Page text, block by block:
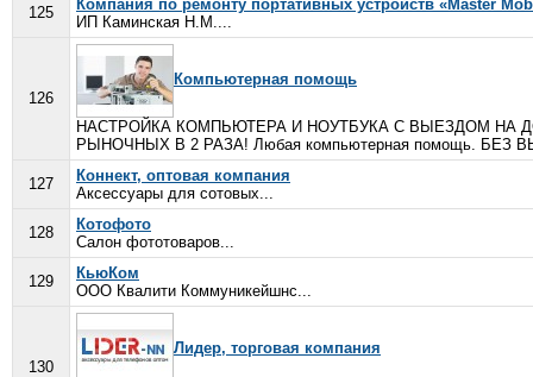
125
Компания по ремонту портативных устройств «Master
ИП Каминская Н.М....
126
Компьютерная помощь
НАСТРОЙКА КОМПЬЮТЕРА И НОУТБУКА С ВЫЕЗДОМ НА
РЫНОЧНЫХ В 2 РАЗА! Любая компьютерная помощь. БЕЗ
127
Коннект, оптовая компания
Аксессуары для сотовых...
128
Котофото
Салон фототоваров...
129
КьюКом
ООО Квалити Коммуникейшнс...
130
Лидер, торговая компания